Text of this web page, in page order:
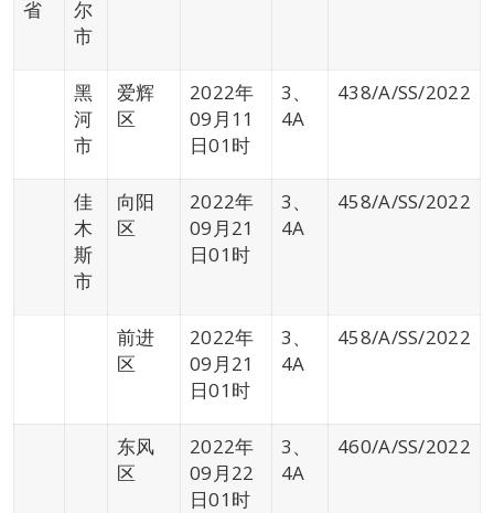
省
尔
市
黑
河
市
爱辉
区
2022年
09月11
日01时
3、
4A
438/A/SS/2022
佳
木
斯
市
向阳
区
2022年
09月21
日01时
3、
4A
458/A/SS/2022
前进
区
2022年
09月21
日01时
3、
4A
458/A/SS/2022
东风
区
2022年
09月22
日01时
3、
4A
460/A/SS/2022